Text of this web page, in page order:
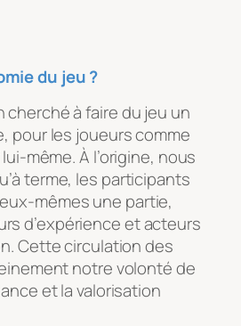
du jeu ?
cherché à faire du jeu un
pour les joueurs comme
même. À l’origine, nous
terme, les participants
mêmes une partie,
d’expérience et acteurs
Cette circulation des
notre volonté de
et la valorisation